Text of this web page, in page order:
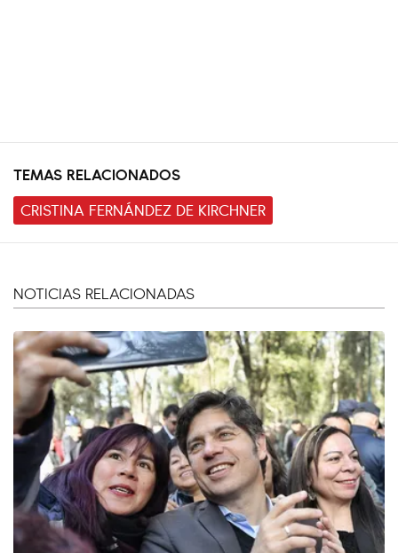
TEMAS RELACIONADOS
CRISTINA FERNÁNDEZ DE KIRCHNER
NOTICIAS RELACIONADAS